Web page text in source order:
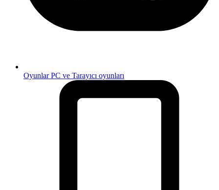
OyunlarPC ve Tarayıcı oyunları